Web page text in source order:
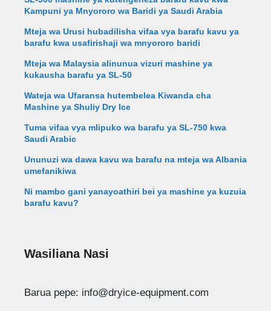
Kampuni ya Mnyororo wa Baridi ya Saudi Arabia
Mteja wa Urusi hubadilisha vifaa vya barafu kavu ya
barafu kwa usafirishaji wa mnyororo baridi
Mteja wa Malaysia alinunua vizuri mashine ya
kukausha barafu ya SL-50
Wateja wa Ufaransa hutembelea Kiwanda cha
Mashine ya Shuliy Dry Ice
Tuma vifaa vya mlipuko wa barafu ya SL-750 kwa
Saudi Arabic
Ununuzi wa dawa kavu wa barafu na mteja wa Albania
umefanikiwa
Ni mambo gani yanayoathiri bei ya mashine ya kuzuia
barafu kavu?
Wasiliana Nasi
Barua pepe: info@dryice-equipment.com